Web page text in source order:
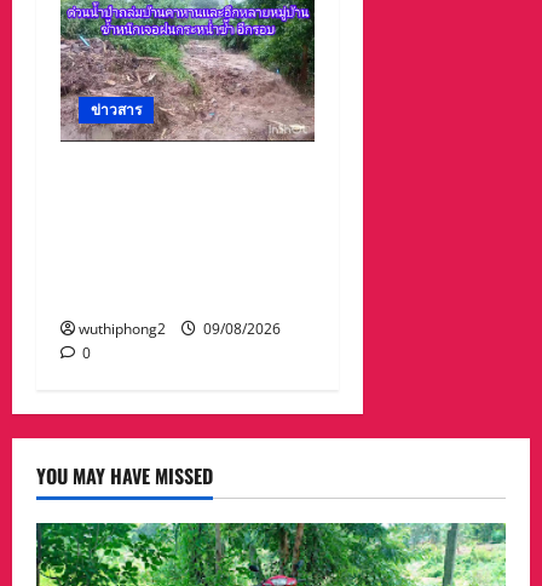
ข่าวสาร
wuthiphong2
09/08/2026
0
YOU MAY HAVE MISSED